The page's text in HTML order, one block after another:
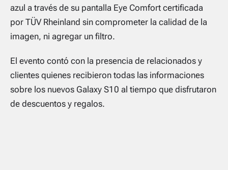
azul a través de su pantalla Eye Comfort certificada
por TÜV Rheinland sin comprometer la calidad de la
imagen, ni agregar un filtro.
El evento contó con la presencia de relacionados y
clientes quienes recibieron todas las informaciones
sobre los nuevos Galaxy S10 al tiempo que disfrutaron
de descuentos y regalos.